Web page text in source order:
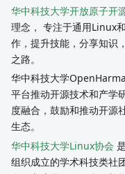
华中科技大学开放原子开
理念， 专注于通用Linux
作，提升技能，分享知识
之路。
华中科技大学
平台推动开源技术和产学
度融合，鼓励和推动开源
生态。
华中科技大学Linux协会
组织成立的学术科技类社